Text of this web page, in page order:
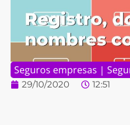
Seguros empresas |
29/10/2020 12:51